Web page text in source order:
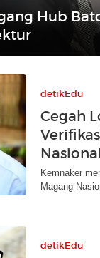
Hub
detikEdu
Cegah
Nasional
Kemnaker
Magang
detikEdu